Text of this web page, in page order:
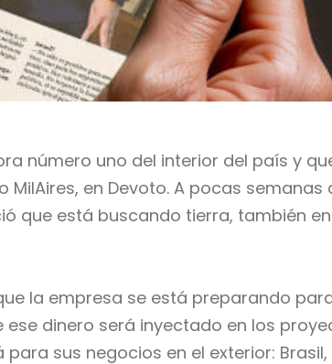
número uno del interior del país y
en Devoto. A pocas
que está buscando tierra, también
la empresa se está preparando
ese dinero será inyectado en los
sus negocios en el exterior: